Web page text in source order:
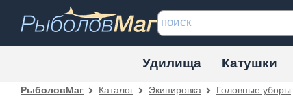
Удилища Катушки
РыболовМаг Каталог Экипировка Головные уборы